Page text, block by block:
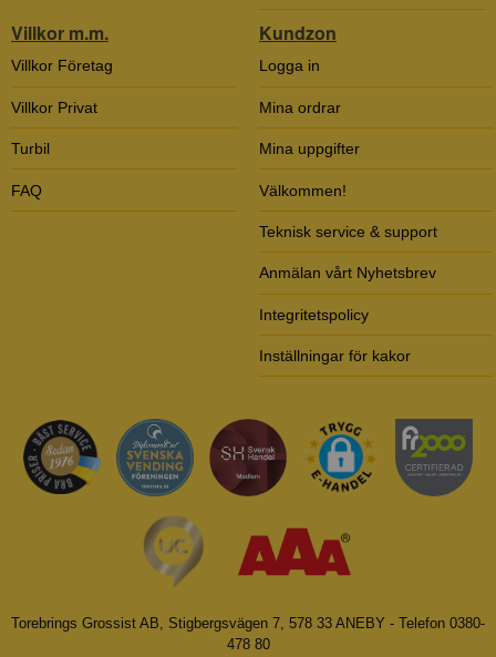
Villkor m.m.
Villkor Företag
Villkor Privat
Turbil
FAQ
Kundzon
Logga in
Mina ordrar
Mina uppgifter
Välkommen!
Teknisk service & support
Anmälan vårt Nyhetsbrev
Integritetspolicy
Inställningar för kakor
Torebrings Grossist AB, Stigbergsvägen 7, 578 33 ANEBY - Telefon 0380-
478 80